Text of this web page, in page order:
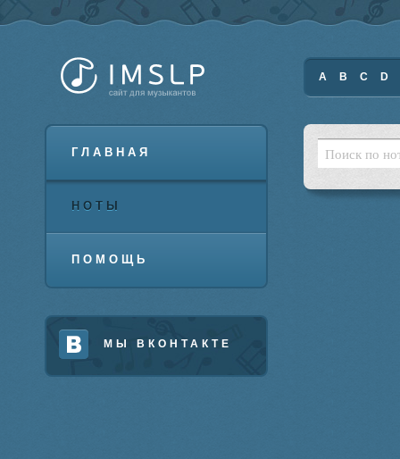
ГЛАВНАЯ
НОТЫ
ПОМОЩЬ
МЫ ВКОНТАКТЕ
A B C D